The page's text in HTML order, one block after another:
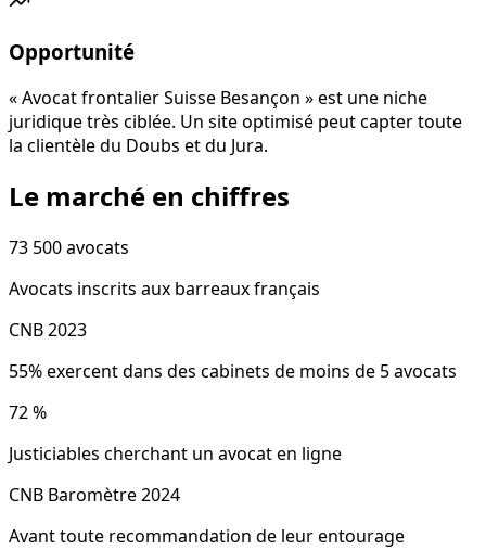
Opportunité
« Avocat frontalier Suisse Besançon » est une niche
juridique très ciblée. Un site optimisé peut capter toute
la clientèle du Doubs et du Jura.
Le marché en chiffres
73 500avocats
Avocats inscrits aux barreaux français
CNB 2023
55% exercent dans des cabinets de moins de 5 avocats
72%
Justiciables cherchant un avocat en ligne
CNB Baromètre 2024
Avant toute recommandation de leur entourage